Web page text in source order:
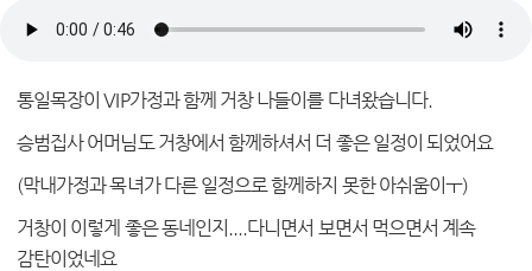
통일목장이VIP가정과 함께 거창 나들이를 다녀왔습니다.
승범집사 어머님도 거창에서 함께하셔서 더 좋은 일정이 되었어요
(막내가정과 목녀가 다른 일정으로 함께하지 못한 아쉬움이ㅜ)
거창이 이렇게 좋은 동네인지 ....다니면서 보면서 먹으면서 계속
감탄이었네요